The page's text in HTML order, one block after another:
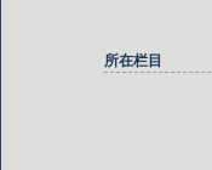
所在栏目